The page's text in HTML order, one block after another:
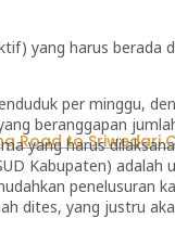
yang harus berada
per minggu,
beranggapan
yang harus
Kabupaten)
penelusuran
dites, yang justru